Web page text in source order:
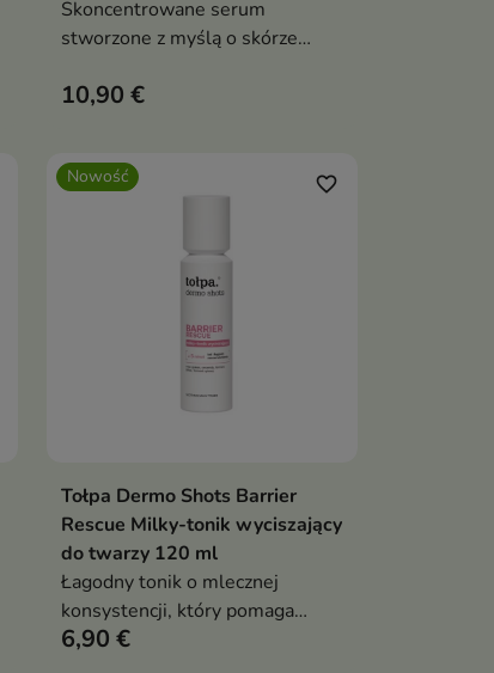
Skoncentrowane serum
stworzone z myślą o skórze
osłabioną barierą hydrolipidową.
10,90 €
Nowość
Dodaj do koszyka
favorite_border
Tołpa Dermo Shots Barrier
Rescue Milky-tonik wyciszający
do twarzy 120 ml
Łagodny tonik o mlecznej
konsystencji, który pomaga
przywrócić skórze komfort i
6,90 €